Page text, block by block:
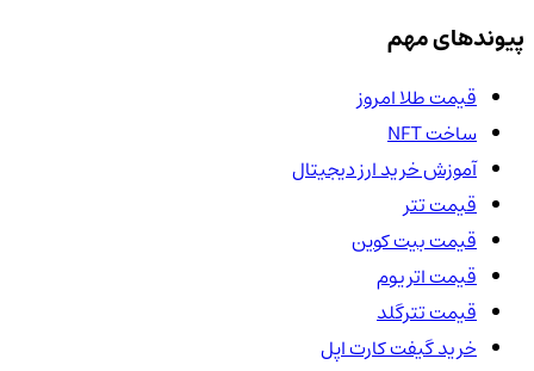
پیوندهای مهم
قیمت طلا امروز
ساخت NFT
آموزش خرید ارز دیجیتال
قیمت تتر
قیمت بیت کوین
قیمت اتریوم
قیمت تترگلد
خرید گیفت کارت اپل